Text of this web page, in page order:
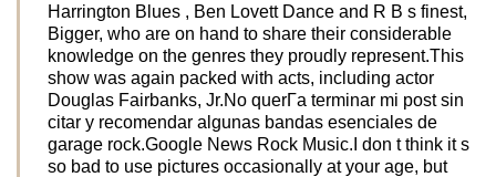
Harrington Blues , Ben Lovett Dance and R B s finest,
Bigger, who are on hand to share their considerable
knowledge on the genres they proudly represent.This
show was again packed with acts, including actor
Douglas Fairbanks, Jr.No querГ­a terminar mi post sin
citar y recomendar algunas bandas esenciales de
garage rock.Google News Rock Music.I don t think it s
so bad to use pictures occasionally at your age, but